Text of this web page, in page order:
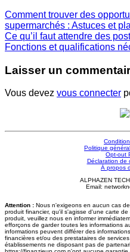
Comment trouver des
supermarchés : Astuces et
Ce qu’il faut attendre des
Fonctions et qualifications
Laisser un
Vous devez vous connecter
Politique
Opt-out
Déclaration de
À propos
ALPHAZEN
Email:
Attention : Nous n'exigeons en aucun cas
produit financier, qu'il s'agisse d'une carte
produit, veuillez nous en informer
efforçons de garder toutes les informations
informations peuvent différer des
financières et/ou des prestataires de
établissements ne disposant pas de